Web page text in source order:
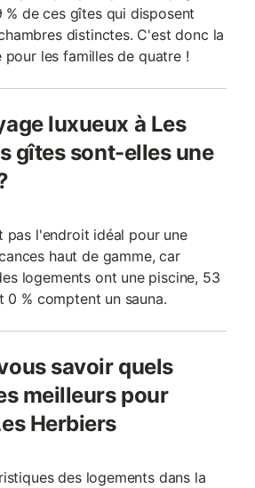
% de ces gîtes qui disposent
distinctes. C'est donc la
les familles de quatre !
luxueux à Les
gîtes sont-elles une
pas l'endroit idéal pour une
haut de gamme, car
logements ont une piscine, 53
0 % comptent un sauna.
savoir quels
meilleurs pour
Herbiers
des logements dans la